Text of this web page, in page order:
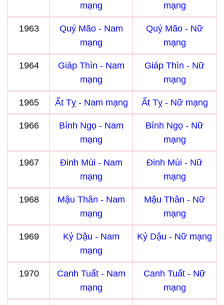
mạng
mạng
1963
Quý Mão - Nam
mạng
Quý Mão - Nữ
mạng
1964
Giáp Thìn - Nam
mạng
Giáp Thìn - Nữ
mạng
1965 Ất Tỵ - Nam mạng Ất Tỵ - Nữ mạng
1966
Bính Ngọ - Nam
mạng
Bính Ngọ - Nữ
mạng
1967
Đinh Mùi - Nam
mạng
Đinh Mùi - Nữ
mạng
1968
Mậu Thân - Nam
mạng
Mậu Thân - Nữ
mạng
1969
Kỷ Dậu - Nam
mạng
Kỷ Dậu - Nữ mạng
1970
Canh Tuất - Nam
mạng
Canh Tuất - Nữ
mạng